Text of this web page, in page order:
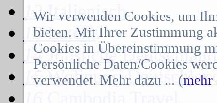
12Italienisch.
13Latein.
14Jobsuche Deutschland
15Wohnung
Wir verwenden Cookies, um
bieten. Mit Ihrer Zustimmung
Cookies in Übereinstimmung
Persönliche Daten/Cookies
verwendet. Mehr dazu ... (mehr